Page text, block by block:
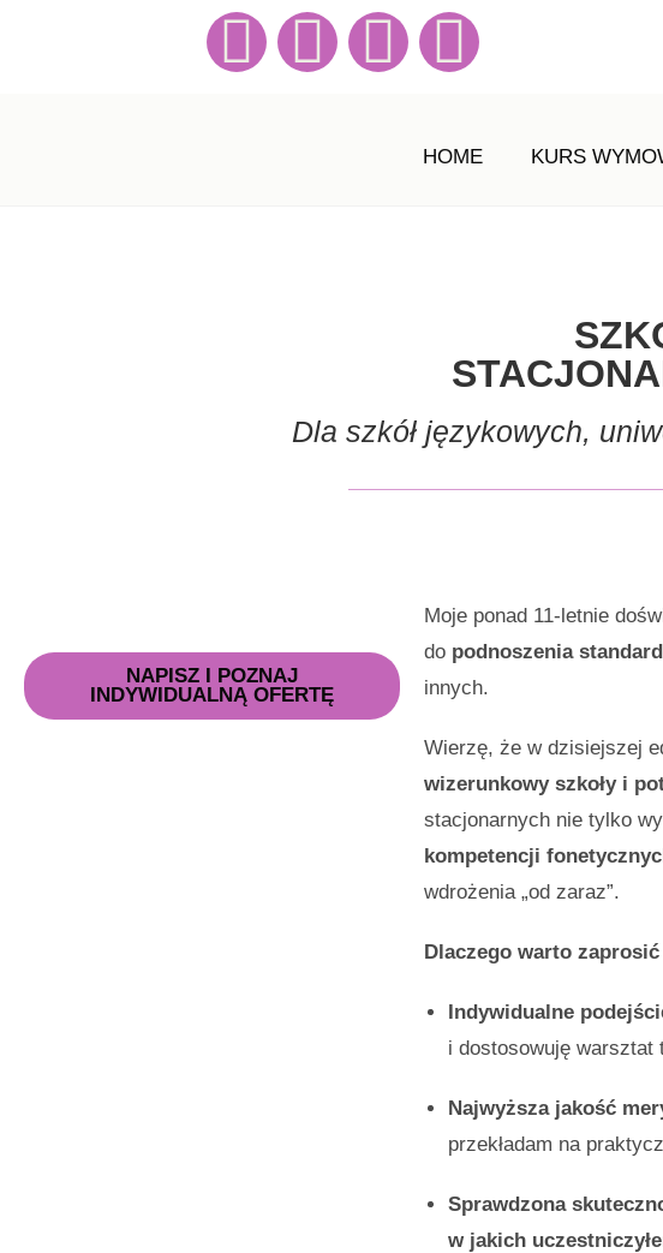
HOME KURS
Dla szkół językowych,
NAPISZ I POZNAJ
INDYWIDUALNĄ OFERTĘ
Moje ponad 11-letnie
do podnoszenia
innych.
Wierzę, że w dzisiejszej
wizerunkowy szkoły i
stacjonarnych nie tylko
kompetencji
wdrożenia „od zaraz”.
Dlaczego warto
Indywidualne
i dostosowuję warsztat
Najwyższa jakość
przekładam na
Sprawdzona
w jakich